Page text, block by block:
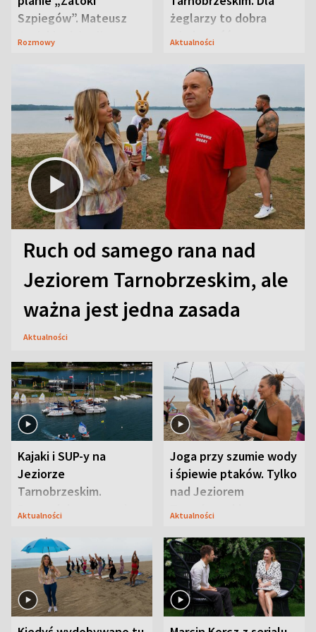
Szpiegów”. Mateusz
Janicki odsłonił
Rozmowy
żeglarzy to dobra
wiadomość
Aktualności
Ruch od samego rana nad
Jeziorem Tarnobrzeskim, ale
ważna jest jedna zasada
Aktualności
Kajaki i SUP-y na
Jeziorze
Tarnobrzeskim.
Przyrodnicy zwracają
Aktualności
Joga przy szumie wody
i śpiewie ptaków. Tylko
nad Jeziorem
Tarnobrzeskim
Aktualności